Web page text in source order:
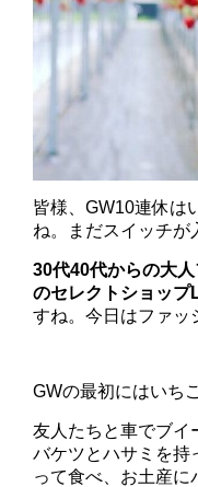
皆様、GW10連休は
ね。まだスイッチが
30代40代からの大人
のセレクトショップ
すね。今日はファッ
GWの最初にはいち
友人たちと車でブイ
バケツとハサミを持
って食べ、お土産